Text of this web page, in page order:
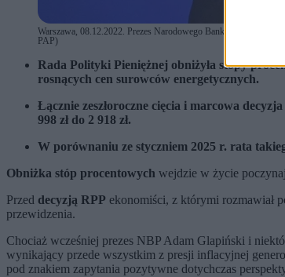
Warszawa, 08.12.2022. Prezes Narodowego Banku Polskiego
PAP)
Rada Polityki Pieniężnej obniżyła stopy
rosnących cen surowców energetycznych.
Łącznie zeszłoroczne cięcia i marcowa
998 zł do 2 918 zł.
W porównaniu ze styczniem 2025 r. rata
Obniżka stóp procentowych wejdzie w życie
Przed decyzją RPP ekonomiści, z którymi rozmawiał
przewidzenia.
Chociaż wcześniej prezes NBP Adam Glapiński i
wynikający przede wszystkim z presji inflacyjnej
pod znakiem zapytania pozytywne dotychczas